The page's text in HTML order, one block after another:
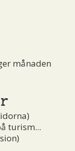
månaden
turism...